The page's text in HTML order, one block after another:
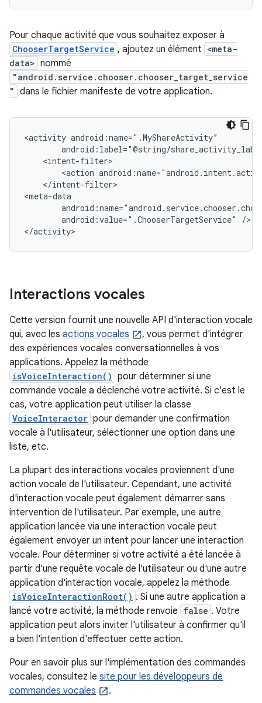
Pour chaque activité que vous souhaitez exposer à
ChooserTargetService , ajoutez un élément <meta-
data> nommé
"android.service.chooser.chooser_target_service
"
dans le fichier manifeste de votre application.
<activity
<action
</intent-filter>
android:value=".ChooserTargetService"
/>
</activity>
Interactions vocales
Cette version fournit une nouvelle API d'interaction vocale
qui, avec les actions vocales
, vous permet d'intégrer
des expériences vocales conversationnelles à vos
applications. Appelez la méthode
isVoiceInteraction() pour déterminer si une
commande vocale a déclenché votre activité. Si c'est le
cas, votre application peut utiliser la classe
VoiceInteractor pour demander une confirmation
vocale à l'utilisateur, sélectionner une option dans une
liste, etc.
La plupart des interactions vocales proviennent d'une
action vocale de l'utilisateur. Cependant, une activité
d'interaction vocale peut également démarrer sans
intervention de l'utilisateur. Par exemple, une autre
application lancée via une interaction vocale peut
également envoyer un intent pour lancer une interaction
vocale. Pour déterminer si votre activité a été lancée à
partir d'une requête vocale de l'utilisateur ou d'une autre
application d'interaction vocale, appelez la méthode
isVoiceInteractionRoot() . Si une autre application a
lancé votre activité, la méthode renvoie false . Votre
application peut alors inviter l'utilisateur à confirmer qu'il
a bien l'intention d'effectuer cette action.
Pour en savoir plus sur l'implémentation des commandes
vocales, consultez le site pour les développeurs de
commandes vocales
.